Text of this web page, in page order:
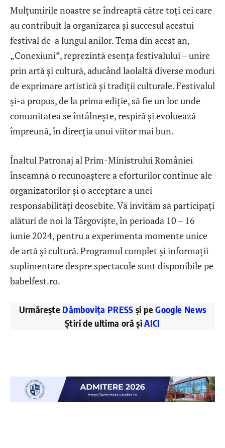
Mulțumirile noastre se îndreaptă către toți cei care
au contribuit la organizarea și succesul acestui
festival de-a lungul anilor. Tema din acest an,
„Conexiuni”, reprezintă esența festivalului – unire
prin artă și cultură, aducând laolaltă diverse moduri
de exprimare artistică și tradiții culturale. Festivalul
și-a propus, de la prima ediție, să fie un loc unde
comunitatea se întâlnește, respiră și evoluează
împreună, în direcția unui viitor mai bun.
Înaltul Patronaj al Prim-Ministrului României
înseamnă o recunoaștere a eforturilor continue ale
organizatorilor și o acceptare a unei
responsabilități deosebite. Vă invităm să participați
alături de noi la Târgoviște, în perioada 10 – 16
iunie 2024, pentru a experimenta momente unice
de artă și cultură. Programul complet și informații
suplimentare despre spectacole sunt disponibile pe
babelfest.ro.
Urmărește Dâmbovița PRESS și peGoogle News
Știri de ultima oră șiAICI